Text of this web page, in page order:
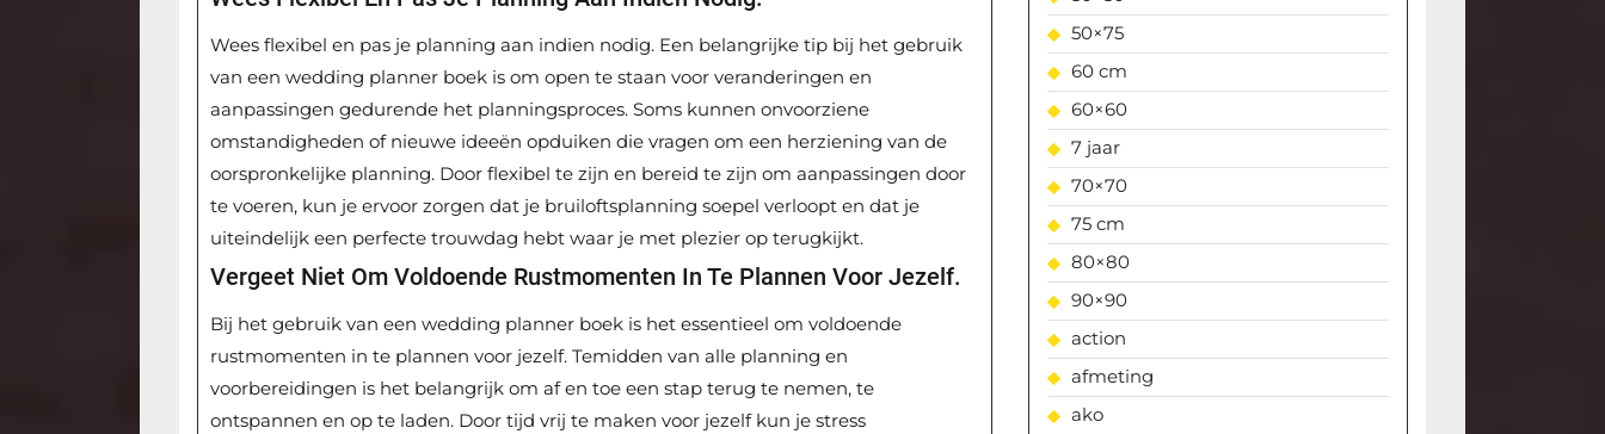
Wees flexibel en pas je planning aan indien nodig. Een belangrijke tip bij het gebruik
van een wedding planner boek is om open te staan voor veranderingen en
aanpassingen gedurende het planningsproces. Soms kunnen onvoorziene
omstandigheden of nieuwe ideeën opduiken die vragen om een herziening van de
oorspronkelijke planning. Door flexibel te zijn en bereid te zijn om aanpassingen door
te voeren, kun je ervoor zorgen dat je bruiloftsplanning soepel verloopt en dat je
uiteindelijk een perfecte trouwdag hebt waar je met plezier op terugkijkt.
Vergeet Niet Om Voldoende Rustmomenten In Te Plannen Voor Jezelf.
Bij het gebruik van een wedding planner boek is het essentieel om voldoende
rustmomenten in te plannen voor jezelf. Temidden van alle planning en
voorbereidingen is het belangrijk om af en toe een stap terug te nemen, te
ontspannen en op te laden. Door tijd vrij te maken voor jezelf kun je stress
50×75
60 cm
60×60
7 jaar
70×70
75 cm
80×80
90×90
action
afmeting
ako